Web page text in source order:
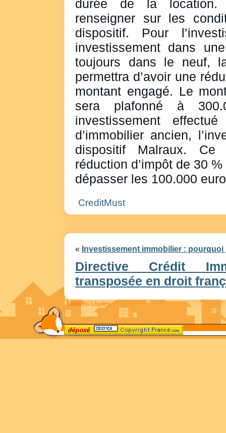
durée de la
renseigner sur les
dispositif. Pour
investissement dans
toujours dans le neuf,
permettra d’avoir une
montant engagé. Le
sera plafonné à
investissement
d’immobilier ancien,
dispositif Malraux.
réduction d’impôt de 30
dépasser les 100.000
CreditMust
« Investissement immobilier :
Directive Crédit
transposée en droit
Mentions Légales